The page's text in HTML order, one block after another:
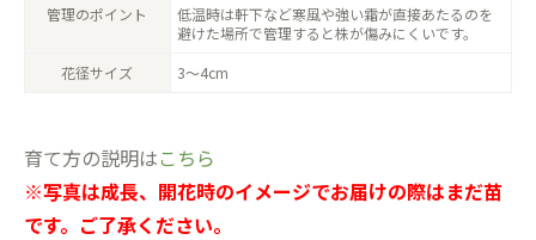
管理のポイント
低温時は軒下など寒風や強い霜が直接あたるのを
避けた場所で管理すると株が傷みにくいです。
花径サイズ
3〜4cm
育て方の説明はこちら
※写真は成長、開花時のイメージでお届けの際はまだ苗
です。ご了承ください。